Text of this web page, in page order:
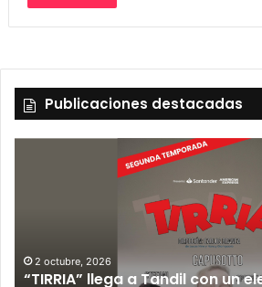
Publicaciones destacadas
2 octubre, 2026
“TIRRIA” llega a Tandil con un